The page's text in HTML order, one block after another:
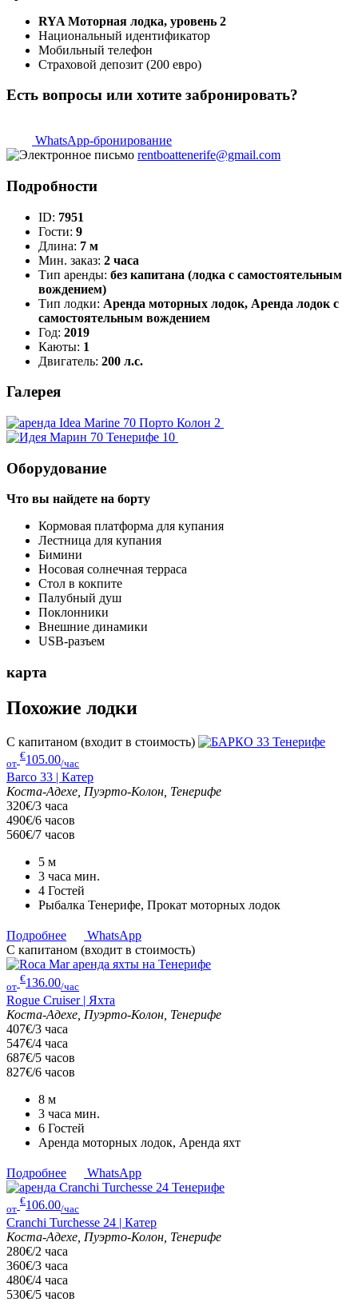
RYA Моторная лодка, уровень 2
Национальный идентификатор
Мобильный телефон
Страховой депозит (200 евро)
Есть вопросы или хотите забронировать?
WhatsApp-бронирование
rentboattenerife@gmail.com
Подробности
ID: 7951
Гости: 9
Длина: 7 м
Мин. заказ: 2 часа
Тип аренды: без капитана (лодка с самостоятельным
вождением)
Тип лодки: Аренда моторных лодок, Аренда лодок с
самостоятельным вождением
Год: 2019
Каюты: 1
Двигатель: 200 л.с.
Галерея
Оборудование
Что вы найдете на борту
Кормовая платформа для купания
Лестница для купания
Бимини
Носовая солнечная терраса
Стол в кокпите
Палубный душ
Поклонники
Внешние динамики
USB-разъем
карта
Похожие лодки
С капитаном (входит в стоимость)
от
€105.00/час
Barco 33 | Катер
Коста-Адехе, Пуэрто-Колон, Тенерифе
320€/3 часа
490€/6 часов
560€/7 часов
5 м
3 часа мин.
4 Гостей
Рыбалка Тенерифе, Прокат моторных лодок
Подробнее
WhatsApp
С капитаном (входит в стоимость)
от
€136.00/час
Rogue Cruiser | Яхта
Коста-Адехе, Пуэрто-Колон, Тенерифе
407€/3 часа
547€/4 часа
687€/5 часов
827€/6 часов
8 м
3 часа мин.
6 Гостей
Аренда моторных лодок, Аренда яхт
Подробнее WhatsApp
от
€106.00/час
Cranchi Turchesse 24 | Катер
Коста-Адехе, Пуэрто-Колон, Тенерифе
280€/2 часа
360€/3 часа
480€/4 часа
530€/5 часов